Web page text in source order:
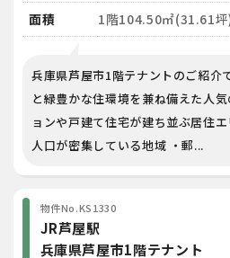
面積
1階104.50㎡(31.61
兵庫県芦屋市1階テナントのご紹介
と緑豊かな住環境を兼ね備えた人
ョンや戸建て住宅が建ち並ぶ居住
人口が密集している地域 ・郵...
物件No.KS1330
JR芦屋駅
兵庫県芦屋市1階テナント